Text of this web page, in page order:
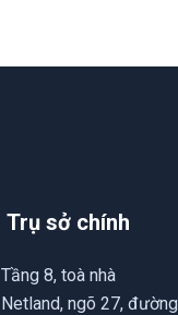
Trụ sở chính
Tầng 8, toà nhà
Netland, ngõ 27, đường